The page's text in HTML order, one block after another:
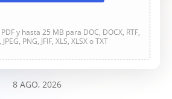
y hasta 25 MB para DOC, DOCX, RTF,
JPEG, PNG, JFIF, XLS, XLSX o TXT
8 AGO, 2026